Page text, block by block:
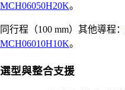
MCH06050H20K。
同行程（100 mm）其他導程：
MCH06010H10K。
選型與整合支援